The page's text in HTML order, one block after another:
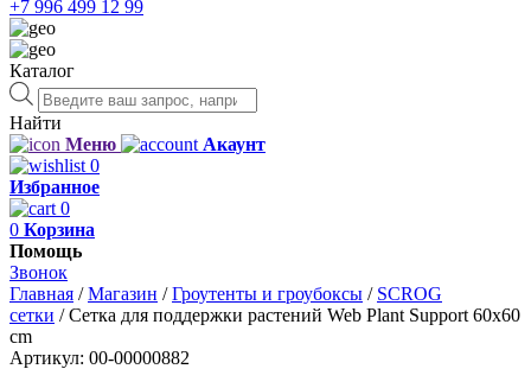
+7 996 499 12 99
Каталог
Поиск
товаров
Найти
Меню
Акаунт
0
Избранное
0
0 Корзина
Помощь
Звонок
Главная /Магазин /Гроутенты и гроубоксы / SCROG
сетки /Сетка для поддержки растений Web Plant Support 60х60
cm
Артикул: 00-00000882